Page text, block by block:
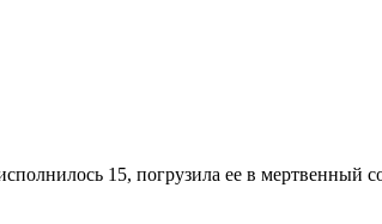
15, погрузила ее в мертвенный